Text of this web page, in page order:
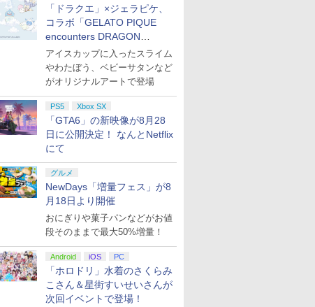
「ドラクエ」×ジェラピケ、
コラボ「GELATO PIQUE
encounters DRAGON
QUEST」第2弾が本日発売
アイスカップに入ったスライム
やわたぼう、ベビーサタンなど
がオリジナルアートで登場
PS5 Xbox SX
「GTA6」の新映像が8月28
日に公開決定！ なんとNetflix
にて
グルメ
NewDays「増量フェス」が8
月18日より開催
おにぎりや菓子パンなどがお値
段そのままで最大50%増量！
Android iOS PC
「ホロドリ」水着のさくらみ
こさん＆星街すいせいさんが
次回イベントで登場！